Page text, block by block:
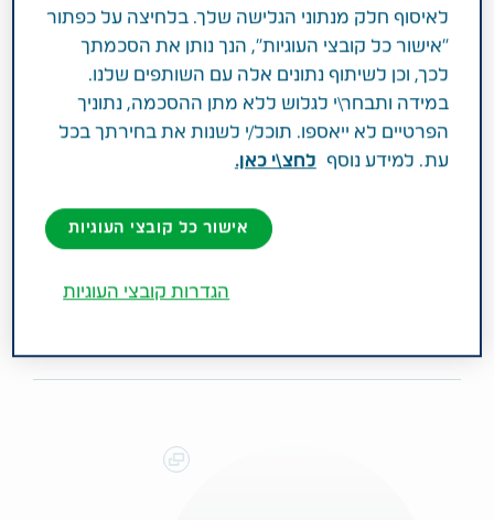
תחום טיפול
אורולוגיה
פעילות רפואית
אינסיפידוס), השתנה מרובה (פוליאוריה), צמאון
קבוצה תרפויטית: אנלוגים של הורמון הווזופרסין.
לאיסוף חלק מנתוני הגלישה שלך. בלחיצה על כפתור
"אישור כל קובצי העוגיות", הנך נותן את הסכמתך
לכך, וכן לשיתוף נתונים אלה עם השותפים שלנו.
במידה ותבחר\י לגלוש ללא מתן ההסכמה, נתוניך
הפרטיים לא ייאספו. תוכל/י לשנות את בחירתך בכל
עת. למידע נוסף
לחצ\י כאן.
אישור כל קובצי העוגיות
הגדרות קובצי העוגיות